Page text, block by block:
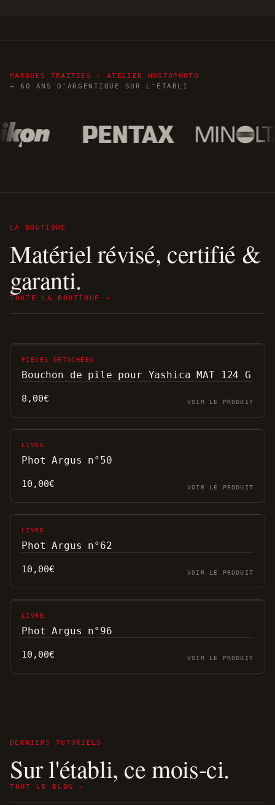
MARQUES TRAITÉES · ATELIER HOSTOPHOTO
+ 60 ANS D'ARGENTIQUE SUR L'ÉTABLI
LA BOUTIQUE
Matériel révisé, certifié &
garanti.
TOUTE LA BOUTIQUE →
PIÈCES DÉTACHÉES
Bouchon de pile pour Yashica MAT 124 G
8,00€ VOIR LE PRODUIT
LIVRE
Phot Argus n°50
10,00€ VOIR LE PRODUIT
LIVRE
Phot Argus n°62
10,00€ VOIR LE PRODUIT
LIVRE
Phot Argus n°96
10,00€ VOIR LE PRODUIT
DERNIERS TUTORIELS
Sur l'établi, ce mois-ci.
TOUT LE BLOG →